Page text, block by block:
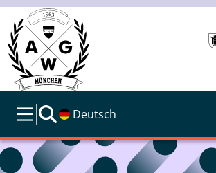
Deutsch